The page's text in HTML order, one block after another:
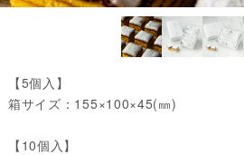
【5個入】
箱サイズ：155×100×45(㎜)
【10個入】